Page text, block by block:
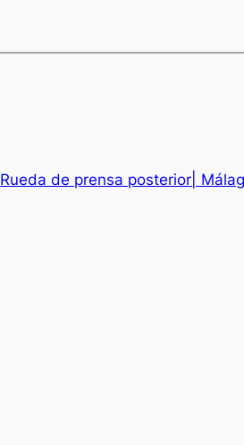
Rueda de prensa posterior|